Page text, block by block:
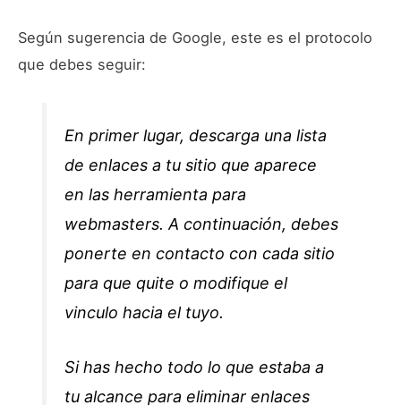
Según sugerencia de Google, este es el protocolo
que debes seguir:
En primer lugar, descarga una lista
de enlaces a tu sitio que aparece
en las herramienta para
webmasters. A continuación, debes
ponerte en contacto con cada sitio
para que quite o modifique el
vinculo hacia el tuyo.
Si has hecho todo lo que estaba a
tu alcance para eliminar enlaces